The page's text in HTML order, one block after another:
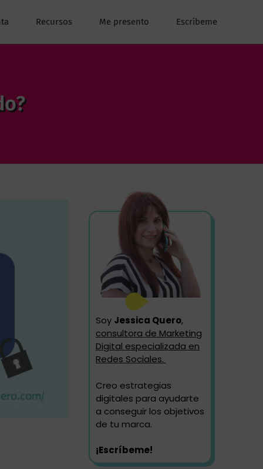
Recursos Me presento Escríbeme
Soy Jessica Quero,
consultora de Marketing
Digital especializada en
Redes Sociales.
Creo estrategias
digitales para ayudarte
a conseguir los objetivos
de tu marca.
¡Escríbeme!